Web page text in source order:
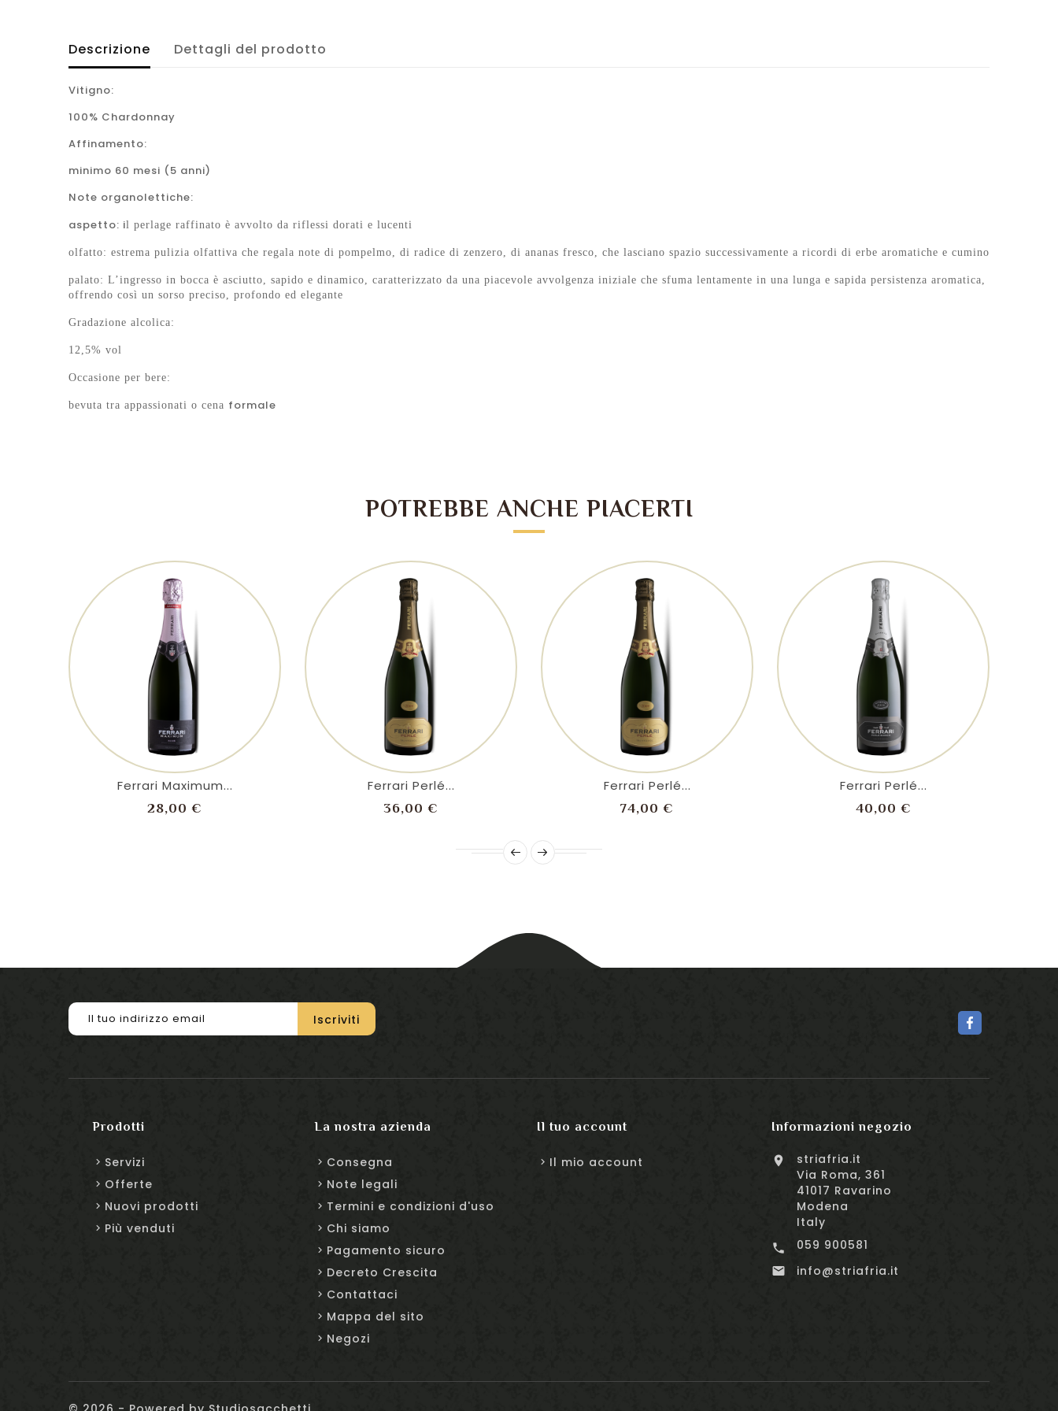
Descrizione Dettagli del prodotto
Vitigno:
100% Chardonnay
Affinamento:
minimo 60 mesi (5 anni)
Note organolettiche:
aspetto: il perlage raffinato è avvolto da riflessi dorati e lucenti
olfatto: estrema pulizia olfattiva che regala note di pompelmo, di radice di zenzero, di ananas fresco, che lasciano spazio successivamente a ricordi di erbe aromatiche e cumino
palato: L’ingresso in bocca è asciutto, sapido e dinamico, caratterizzato da una piacevole avvolgenza iniziale che sfuma lentamente in una lunga e sapida persistenza aromatica,
offrendo così un sorso preciso, profondo ed elegante
Gradazione alcolica:
12,5% vol
Occasione per bere:
bevuta tra appassionati o cena formale
POTREBBE ANCHE PIACERTI
Ferrari Maximum...
28,00 €
Ferrari Perlé...
36,00 €
Ferrari Perlé...
74,00 €
Ferrari Perlé...
40,00 €
Prodotti
Servizi
Offerte
Nuovi prodotti
Più venduti
La nostra azienda
Consegna
Note legali
Termini e condizioni d'uso
Chi siamo
Pagamento sicuro
Decreto Crescita
Contattaci
Mappa del sito
Negozi
Il tuo account
Il mio account
Informazioni negozio

striafria.it
Via Roma, 361
41017 Ravarino
Modena
Italy
 059 900581
 info@striafria.it